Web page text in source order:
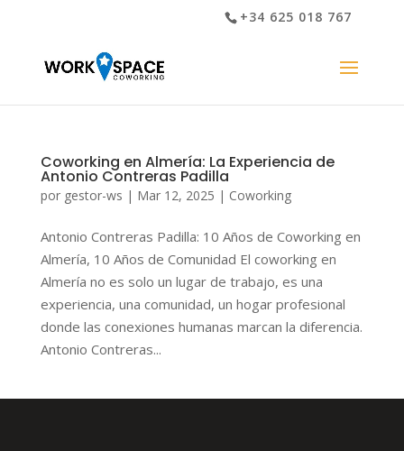
+34 625 018 767
Coworking en Almería: La Experiencia de
Antonio Contreras Padilla
por gestor-ws | Mar 12, 2025 | Coworking
Antonio Contreras Padilla: 10 Años de Coworking en
Almería, 10 Años de Comunidad El coworking en
Almería no es solo un lugar de trabajo, es una
experiencia, una comunidad, un hogar profesional
donde las conexiones humanas marcan la diferencia.
Antonio Contreras...